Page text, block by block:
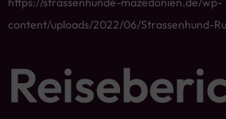
content/uploads/2022/06/Strassenhund-